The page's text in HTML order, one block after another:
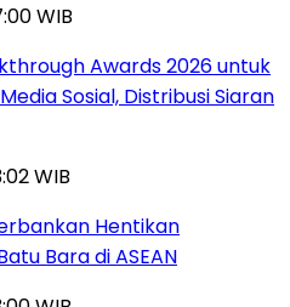
WIB
Awards 2026 untuk
Sosial, Distribusi Siaran
WIB
Hentikan
Bara di ASEAN